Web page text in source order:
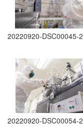
20220920-DSC00045-2
20220920-DSC00054-2